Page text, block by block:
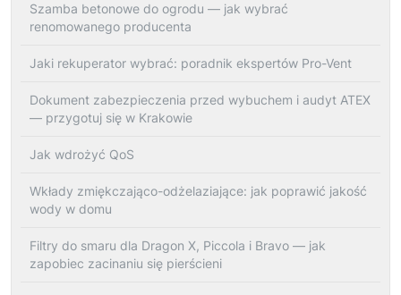
Szamba betonowe do ogrodu — jak wybrać
renomowanego producenta
Jaki rekuperator wybrać: poradnik ekspertów Pro-Vent
Dokument zabezpieczenia przed wybuchem i audyt ATEX
— przygotuj się w Krakowie
Jak wdrożyć QoS
Wkłady zmiękczająco-odżelaziające: jak poprawić jakość
wody w domu
Filtry do smaru dla Dragon X, Piccola i Bravo — jak
zapobiec zacinaniu się pierścieni